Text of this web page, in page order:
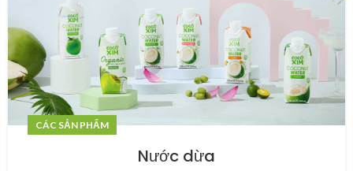
CÁC SẢN PHẨM
Nước dừa